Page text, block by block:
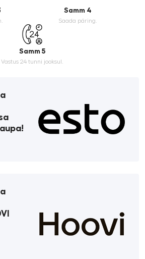
Samm 4
Saada päring.
Samm 5
Vastus 24 tunni jooksul.